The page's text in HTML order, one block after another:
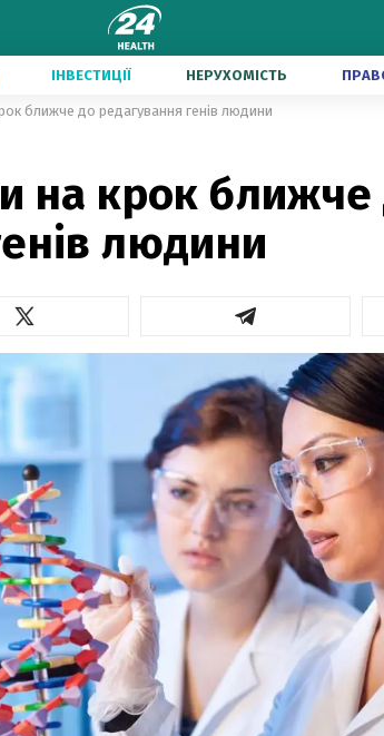
ІНВЕСТИЦІЇ НЕРУХОМІСТЬ
ближче до редагування генів людини
на крок ближче
людини